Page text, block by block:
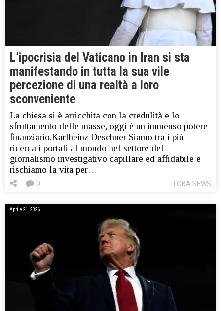
L’ipocrisia del Vaticano in Iran si sta
manifestando in tutta la sua vile
percezione di una realtà a loro
sconveniente
La chiesa si è arricchita con la credulità e lo
sfruttamento delle masse, oggi è un immenso potere
finanziario.Karlheinz Deschner Siamo tra i più
ricercati portali al mondo nel settore del
giornalismo investigativo capillare ed affidabile e
rischiamo la vita per…
TOBA NEWS
0
Aprile 21, 2026